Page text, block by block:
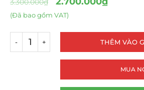
3.300.000₫
(Đã bao gồm VAT)
THÊM VÀO
MUA